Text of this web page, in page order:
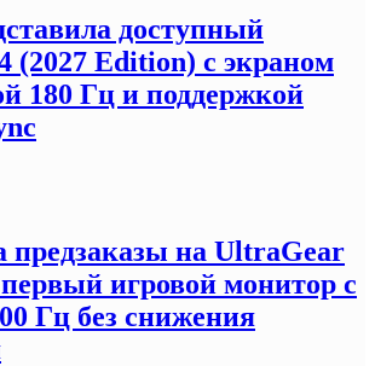
доступный
(2027 Edition) с экраном
180 Гц и поддержкой
предзаказы на UltraGear
игровой монитор с
Гц без снижения